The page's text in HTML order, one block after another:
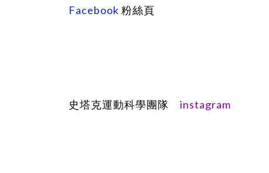
Facebook 粉絲頁
史塔克運動科學團隊 instagram